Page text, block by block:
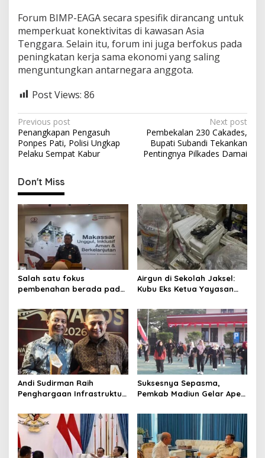
Forum BIMP-EAGA secara spesifik dirancang untuk
memperkuat konektivitas di kawasan Asia
Tenggara. Selain itu, forum ini juga berfokus pada
peningkatan kerja sama ekonomi yang saling
menguntungkan antarnegara anggota.
Post Views: 86
P
o
s
t
n
a
v
g
a
t
i
o
n
Previous post
Penangkapan Pengasuh
Ponpes Pati, Polisi Ungkap
Pelaku Sempat Kabur
Next post
Pembekalan 230 Cakades,
Bupati Subandi Tekankan
Pentingnya Pilkades Damai
Don't Miss
Salah satu fokus
pembenahan berada pada
dinilai masih memiliki
potensi besar
meningkatkan PAD. “Itu
semua masukan dari Keme
Airgun di Sekolah Jaksel:
Kubu Eks Ketua Yayasan
Andi Sudirman Raih
Penghargaan Infrastruktur,
Melesat
Suksesnya Sepasma,
Pemkab Madiun Gelar Apel